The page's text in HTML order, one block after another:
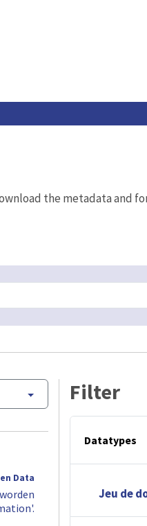
the metadata and
Data
Filter
Datatypes
Jeu de